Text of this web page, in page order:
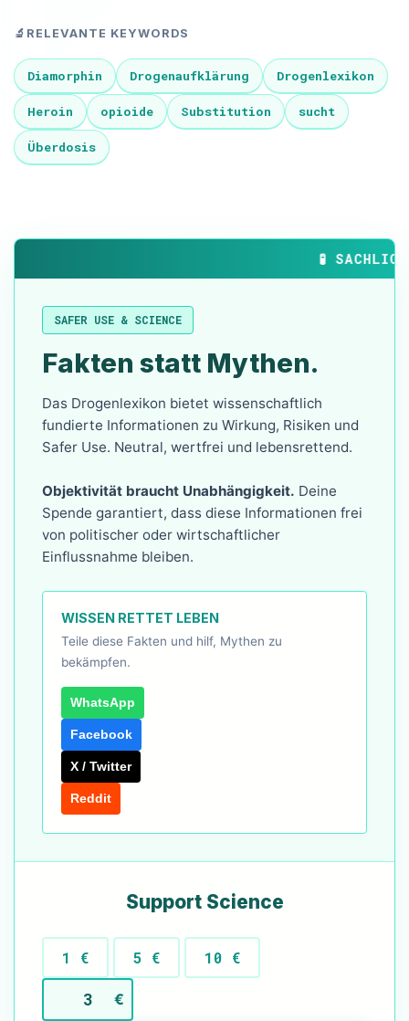
🔬 RELEVANTE KEYWORDS
Diamorphin Drogenaufklärung Drogenlexikon
Heroin opioide Substitution sucht
Überdosis
🧪 SACHLICHE
SAFER USE & SCIENCE
Fakten statt Mythen.
Das Drogenlexikon bietet wissenschaftlich
fundierte Informationen zu Wirkung, Risiken und
Safer Use. Neutral, wertfrei und lebensrettend.
Objektivität braucht Unabhängigkeit. Deine
Spende garantiert, dass diese Informationen frei
von politischer oder wirtschaftlicher
Einflussnahme bleiben.
WISSEN RETTET LEBEN
Teile diese Fakten und hilf, Mythen zu
bekämpfen.
WhatsApp
Facebook
X / Twitter
Reddit
Support Science
1 € 5 € 10 €
€